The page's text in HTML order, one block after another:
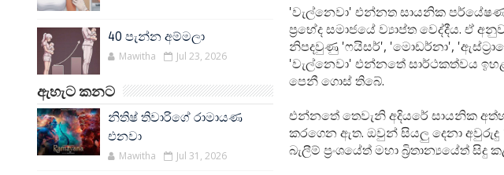
40 පැන්න අම්මලා
Mawitha Jul 23, 2026
ඇහැට කනට
නිතිෂ් තිවාරිගේ රාමායණ
එනවා
Mawitha Jul 31, 2026
'වැල්නෙවා' එන්නත සායනික
ප්‍රභේද සමාජයේ ව්‍යාප්ත වෙද්දීය. ඒ
නිපදවුණු 'ෆයිසර්', 'මොඩර්නා',
'වැල්නෙවා' එන්නතේ සාර්ථකත්වය
පෙනී ගොස් තිබේ.
එන්නතේ තෙවැනි අදියරේ සායනික
කරගෙන ඇත. ඔවුන් සියලු දෙනා අවුරුදු
බැලීම් ප්‍රංශයේත් මහා බ්‍රිතාන්‍යයේත් සිදු